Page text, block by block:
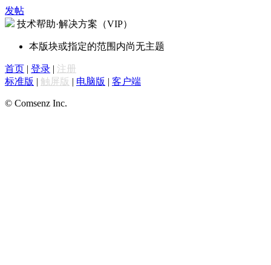
发帖
技术帮助·解决方案（VIP）
本版块或指定的范围内尚无主题
首页 | 登录 | 注册
标准版 | 触屏版 | 电脑版 | 客户端
© Comsenz Inc.